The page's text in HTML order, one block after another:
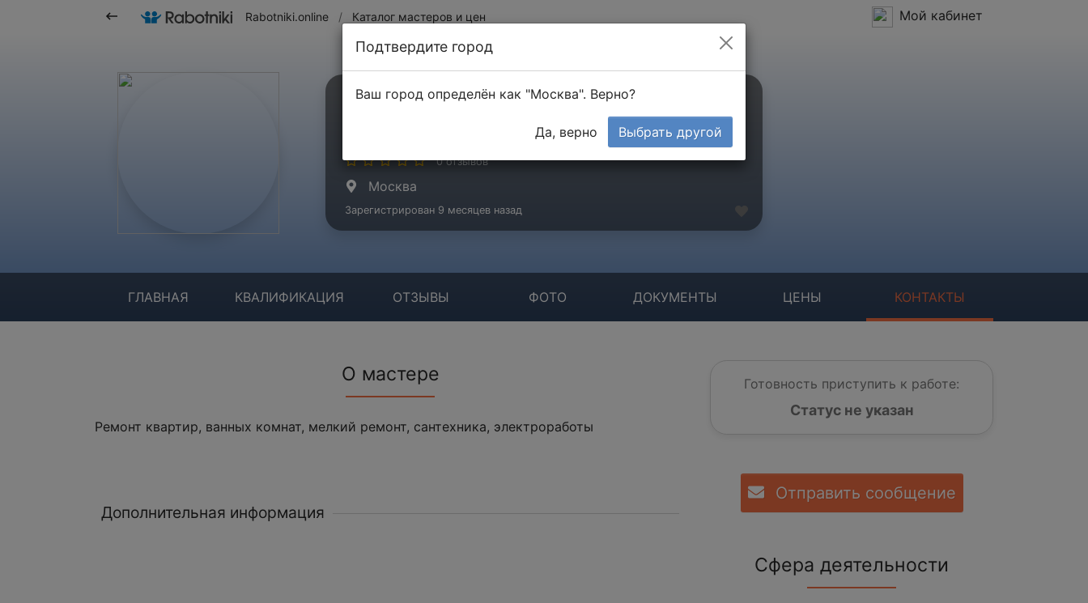
Rabotniki.online / Каталог мастеров и цен Мой кабинет
Петров Андрей
0 отзывов
Москва
Зарегистрирован 9 месяцев назад
ГЛАВНАЯ КВАЛИФИКАЦИЯ ОТЗЫВЫ ФОТО ДОКУМЕНТЫ ЦЕНЫ КОНТАКТЫ
О мастере
Ремонт квартир, ванных комнат, мелкий ремонт, сантехника, электроработы
Дополнительная информация
Готовность приступить к работе:
Статус не указан
Отправить сообщение
Сфера деятельности
Подтвердите город
Ваш город определён как "Москва". Верно?
Да, верно Выбрать другой